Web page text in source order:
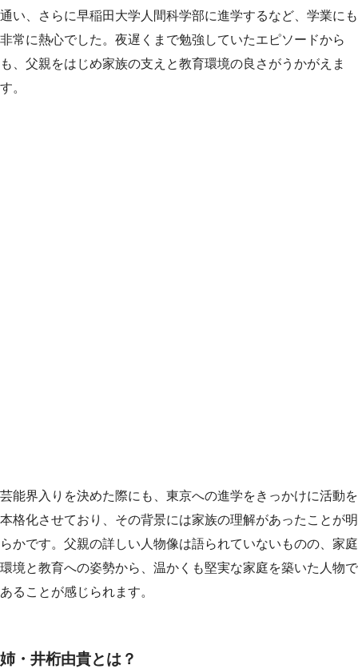
通い、さらに早稲田大学人間科学部に進学するなど、学業にも
非常に熱心でした。夜遅くまで勉強していたエピソードから
も、父親をはじめ家族の支えと教育環境の良さがうかがえま
す。
芸能界入りを決めた際にも、東京への進学をきっかけに活動を
本格化させており、その背景には家族の理解があったことが明
らかです。父親の詳しい人物像は語られていないものの、家庭
環境と教育への姿勢から、温かくも堅実な家庭を築いた人物で
あることが感じられます。
姉・井桁由貴とは？